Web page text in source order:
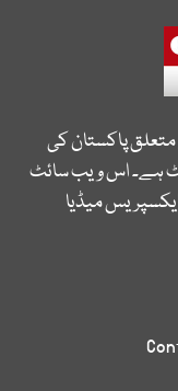
پاکستان کی
ہے۔ اس ویب سائٹ
میڈیا